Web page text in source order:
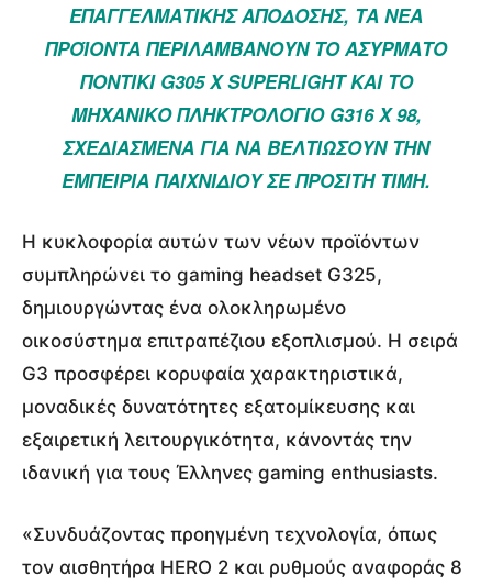
ΕΠΑΓΓΕΛΜΑΤΙΚΉΣ ΑΠΌΔΟΣΗΣ, ΤΑ ΝΈΑ
ΠΡΟΪΌΝΤΑ ΠΕΡΙΛΑΜΒΆΝΟΥΝ ΤΟ ΑΣΎΡΜΑΤΟ
ΠΟΝΤΊΚΙ G305 X SUPERLIGHT ΚΑΙ ΤΟ
ΜΗΧΑΝΙΚΌ ΠΛΗΚΤΡΟΛΌΓΙΟ G316 X 98,
ΣΧΕΔΙΑΣΜΈΝΑ ΓΙΑ ΝΑ ΒΕΛΤΙΏΣΟΥΝ ΤΗΝ
ΕΜΠΕΙΡΊΑ ΠΑΙΧΝΙΔΙΟΎ ΣΕ ΠΡΟΣΙΤΉ ΤΙΜΉ.
Η κυκλοφορία αυτών των νέων προϊόντων
συμπληρώνει το gaming headset G325,
δημιουργώντας ένα ολοκληρωμένο
οικοσύστημα επιτραπέζιου εξοπλισμού. Η σειρά
G3 προσφέρει κορυφαία χαρακτηριστικά,
μοναδικές δυνατότητες εξατομίκευσης και
εξαιρετική λειτουργικότητα, κάνοντάς την
ιδανική για τους Έλληνες gaming enthusiasts.
«Συνδυάζοντας προηγμένη τεχνολογία, όπως
τον αισθητήρα HERO 2 και ρυθμούς αναφοράς 8